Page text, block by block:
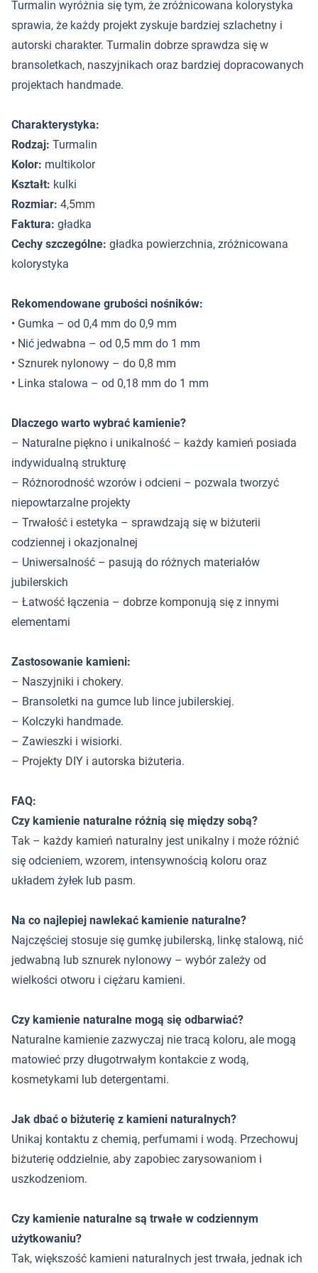
Turmalin wyróżnia się tym, że zróżnicowana kolorystyka
sprawia, że każdy projekt zyskuje bardziej szlachetny i
autorski charakter. Turmalin dobrze sprawdza się w
bransoletkach, naszyjnikach oraz bardziej dopracowanych
projektach handmade.
Charakterystyka:
Rodzaj: Turmalin
Kolor: multikolor
Kształt: kulki
Rozmiar: 4,5mm
Faktura: gładka
Cechy szczególne: gładka powierzchnia, zróżnicowana
kolorystyka
Rekomendowane grubości nośników:
• Gumka – od 0,4 mm do 0,9 mm
• Nić jedwabna – od 0,5 mm do 1 mm
• Sznurek nylonowy – do 0,8 mm
• Linka stalowa – od 0,18 mm do 1 mm
Dlaczego warto wybrać kamienie?
– Naturalne piękno i unikalność – każdy kamień posiada
indywidualną strukturę
– Różnorodność wzorów i odcieni – pozwala tworzyć
niepowtarzalne projekty
– Trwałość i estetyka – sprawdzają się w biżuterii
codziennej i okazjonalnej
– Uniwersalność – pasują do różnych materiałów
jubilerskich
– Łatwość łączenia – dobrze komponują się z innymi
elementami
Zastosowanie kamieni:
– Naszyjniki i chokery.
– Bransoletki na gumce lub lince jubilerskiej.
– Kolczyki handmade.
– Zawieszki i wisiorki.
– Projekty DIY i autorska biżuteria.
FAQ:
Czy kamienie naturalne różnią się między sobą?
Tak – każdy kamień naturalny jest unikalny i może różnić
się odcieniem, wzorem, intensywnością koloru oraz
układem żyłek lub pasm.
Na co najlepiej nawlekać kamienie naturalne?
Najczęściej stosuje się gumkę jubilerską, linkę stalową, nić
jedwabną lub sznurek nylonowy – wybór zależy od
wielkości otworu i ciężaru kamieni.
Czy kamienie naturalne mogą się odbarwiać?
Naturalne kamienie zazwyczaj nie tracą koloru, ale mogą
matowieć przy długotrwałym kontakcie z wodą,
kosmetykami lub detergentami.
Jak dbać o biżuterię z kamieni naturalnych?
Unikaj kontaktu z chemią, perfumami i wodą. Przechowuj
biżuterię oddzielnie, aby zapobiec zarysowaniom i
uszkodzeniom.
Czy kamienie naturalne są trwałe w codziennym
użytkowaniu?
Tak, większość kamieni naturalnych jest trwała, jednak ich